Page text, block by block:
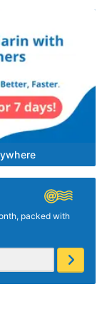
packed with